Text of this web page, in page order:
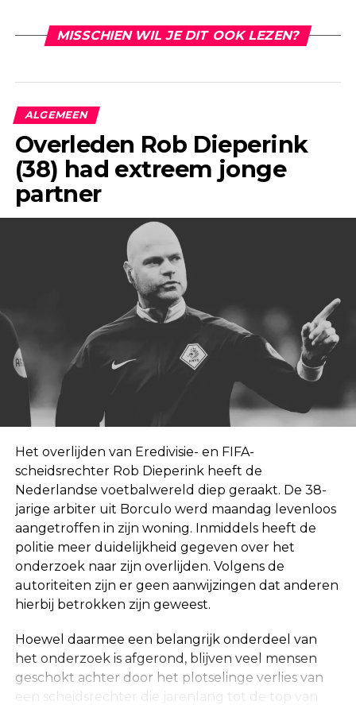
MISSCHIEN WIL JE DIT OOK LEZEN?
ALGEMEEN
Overleden Rob Dieperink
(38) had extreem jonge
partner
Het overlijden van Eredivisie- en FIFA-
scheidsrechter Rob Dieperink heeft de
Nederlandse voetbalwereld diep geraakt. De 38-
jarige arbiter uit Borculo werd maandag levenloos
aangetroffen in zijn woning. Inmiddels heeft de
politie meer duidelijkheid gegeven over het
onderzoek naar zijn overlijden. Volgens de
autoriteiten zijn er geen aanwijzingen dat anderen
hierbij betrokken zijn geweest.
Hoewel daarmee een belangrijk onderdeel van
het onderzoek is afgerond, blijven veel mensen
geschokt achter door het plotselinge verlies van
een scheidsrechter die jarenlang tot de top van